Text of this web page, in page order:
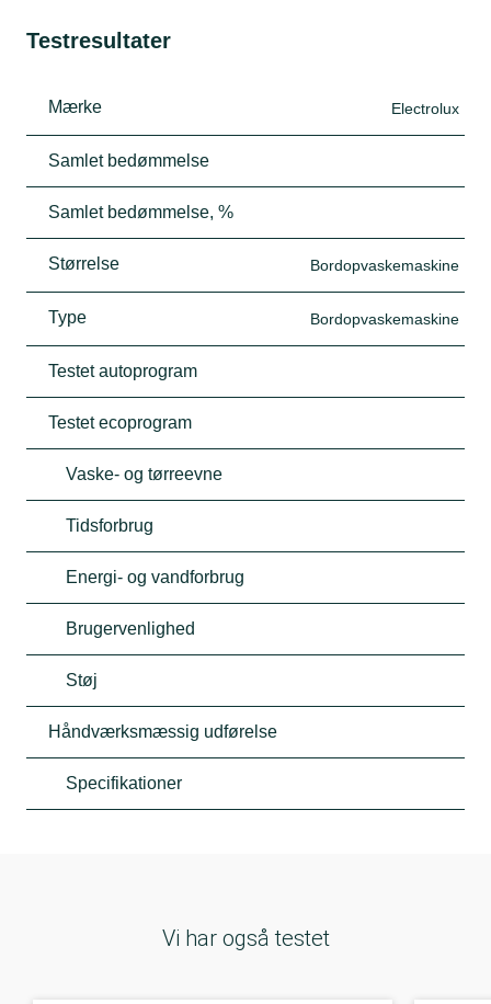
Testresultater
Mærke Electrolux
Samlet bedømmelse
Samlet bedømmelse, %
Størrelse Bordopvaskemaskine
Type Bordopvaskemaskine
Testet autoprogram
Testet ecoprogram
Vaske- og tørreevne
Tidsforbrug
Energi- og vandforbrug
Brugervenlighed
Støj
Håndværksmæssig udførelse
Specifikationer
Vi har også testet